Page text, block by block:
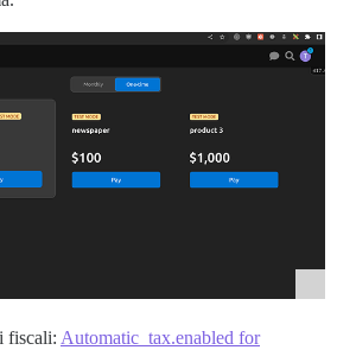
fiscali: Automatic_tax.enabled for